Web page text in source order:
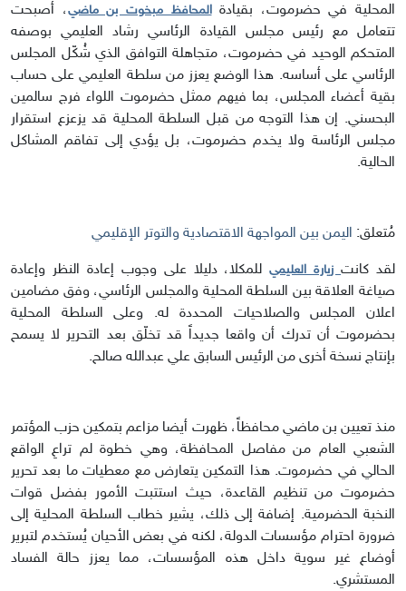
المحلية في حضرموت، بقيادةالمحافظ مبخوت بن ماضي، أصبحت
تتعامل مع رئيس مجلس القيادة الرئاسي رشاد العليمي بوصفه
المتحكم الوحيد في حضرموت، متجاهلة التوافق الذي شُكّل المجلس
الرئاسي على أساسه. هذا الوضع يعزز من سلطة العليمي على حساب
بقية أعضاء المجلس، بما فيهم ممثل حضرموت اللواء فرج سالمين
البحسني. إن هذا التوجه من قبل السلطة المحلية قد يزعزع استقرار
مجلس الرئاسة ولا يخدم حضرموت، بل يؤدي إلى تفاقم المشاكل
الحالية.
مُتعلق: اليمن بين المواجهة الاقتصادية والتوتر الإقليمي
لقد كانتزيارة العليميللمكلا، دليلا على وجوب إعادة النظر وإعادة
صياغة العلاقة بين السلطة المحلية والمجلس الرئاسي، وفق مضامين
اعلان المجلس والصلاحيات المحددة له. وعلى السلطة المحلية
بحضرموت أن تدرك أن واقعا جديداً قد تخلّق بعد التحرير لا يسمح
بإنتاج نسخة أخرى من الرئيس السابق علي عبدالله صالح.
منذ تعيين بن ماضي محافظاً، ظهرت أيضا مزاعم بتمكين حزب المؤتمر
الشعبي العام من مفاصل المحافظة، وهي خطوة لم تراعِ الواقع
الحالي في حضرموت. هذا التمكين يتعارض مع معطيات ما بعد تحرير
حضرموت من تنظيم القاعدة، حيث استتبت الأمور بفضل قوات
النخبة الحضرمية. إضافة إلى ذلك، يشير خطاب السلطة المحلية إلى
ضرورة احترام مؤسسات الدولة، لكنه في بعض الأحيان يُستخدم لتبرير
أوضاع غير سوية داخل هذه المؤسسات، مما يعزز حالة الفساد
المستشري.